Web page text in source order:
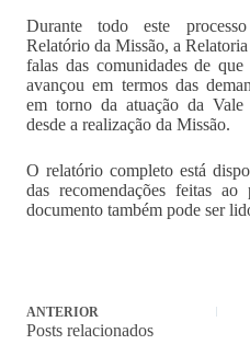
Durante todo este
Relatório da Missão, a
falas das comunidades de
avançou em termos das
em torno da atuação da Vale
desde a realização da Missão.
O relatório completo está
das recomendações feitas ao
documento também pode ser
ANTERIOR
Posts relacionados